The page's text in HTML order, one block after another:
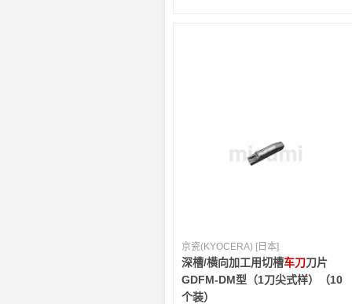
京瓷(KYOCERA) [日本]
深槽/横向加工用切槽车刀刀片
GDFM-DM型（1刀尖式样）（10
个装）